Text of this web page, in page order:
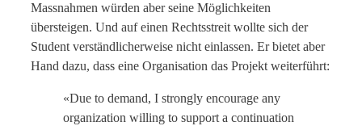
Massnahmen würden aber seine Möglichkeiten
übersteigen. Und auf einen Rechtsstreit wollte sich der
Student verständlicherweise nicht einlassen. Er bietet aber
Hand dazu, dass eine Organisation das Projekt weiterführt:
«Due to demand, I strongly encourage any
organization willing to support a continuation